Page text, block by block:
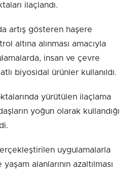
ilaçlandı.
artış gösteren haşere
altına alınması amacıyla
insan ve çevre
biyosidal ürünler kullanıldı.
yürütülen ilaçlama
yoğun olarak kullandığı
uygulamalarla
alanlarının azaltılması